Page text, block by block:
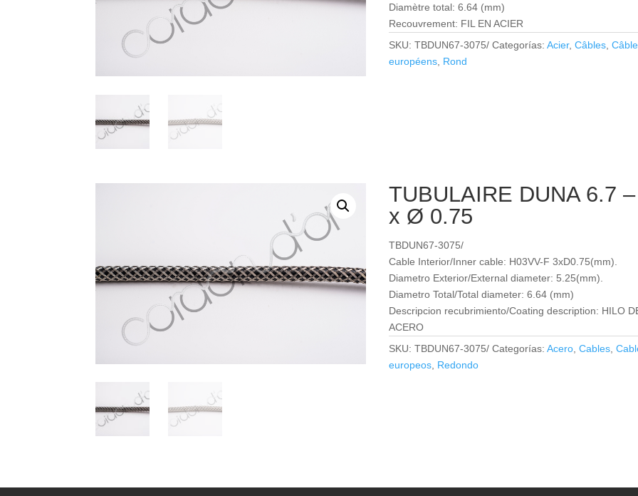
Diamètre total: 6.64 (mm)
Recouvrement: FIL EN ACIER
SKU:TBDUN67-3075/ Categorías:Acier,Câbles ,
européens Rond
TUBULAIRE DUNA 6.7
x Ø 0.75
TBDUN67-3075/
Cable Interior/Inner cable: H03VV-F 3xD0.75(mm).
Diametro Exterior/External diameter: 5.25(mm).
Diametro Total/Total diameter: 6.64 (mm)
Descripcion recubrimiento/Coating description: HILO
ACERO
SKU:TBDUN67-3075/ Categorías:Acero ,Cables ,
europeos Redondo